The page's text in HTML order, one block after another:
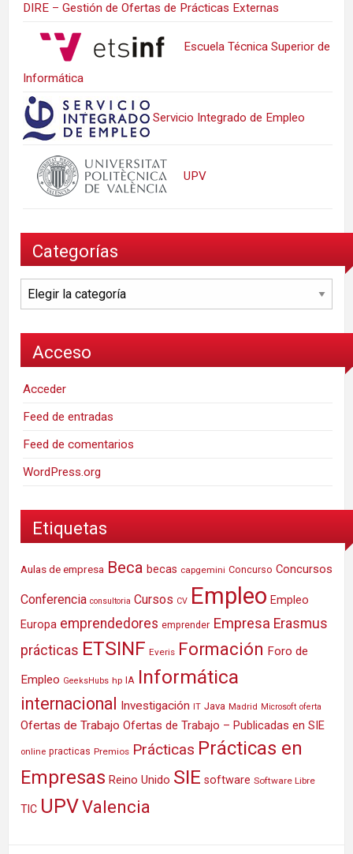
DIRE – Gestión de Ofertas de Prácticas Externas
Escuela Técnica Superior de
Informática
Servicio Integrado de Empleo
UPV
Categorías
Categorías
Acceso
Acceder
Feed de entradas
Feed de comentarios
WordPress.org
Etiquetas
Aulas de empresa Beca becas capgemini Concurso Concursos
Conferencia consultoria Cursos CV Empleo Empleo
Europa emprendedores emprender Empresa Erasmus
prácticas ETSINF Everis Formación Foro de
Empleo GeeksHubs hp IA Informática
internacional Investigación IT Java Madrid Microsoft oferta
Ofertas de Trabajo Ofertas de Trabajo – Publicadas en SIE
online practicas Premios Prácticas Prácticas en
Empresas Reino Unido SIE software Software Libre
TIC UPVValencia